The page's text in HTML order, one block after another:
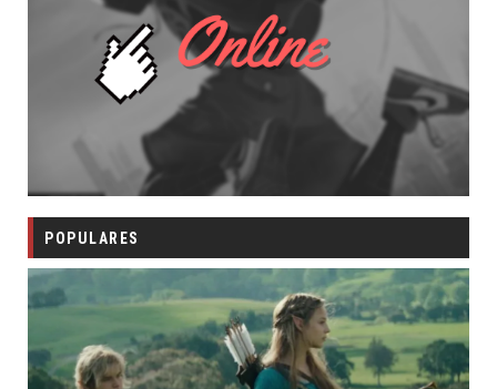
POPULARES